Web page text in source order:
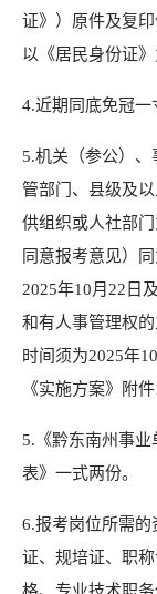
证》）原件及复
以《居民身份证》
4.近期同底免冠一
5.机关（参公）
管部门、县级及
供组织或人社部
同意报考意见）
2025年10月22日
和有人事管理权
时间须为2025年
《实施方案》附件
5.《黔东南州事
表》一式两份。
6.报考岗位所需
证、规培证、职